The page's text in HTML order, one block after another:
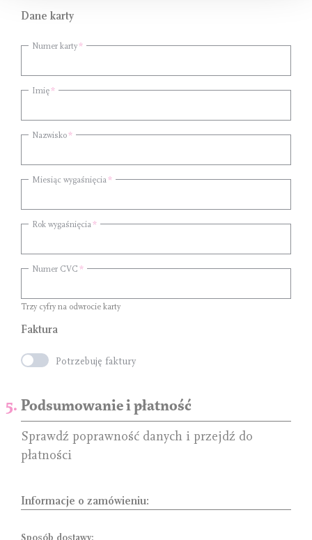
Dane karty
Numer karty
Imię
Nazwisko
Miesiąc wygaśnięcia
Rok wygaśnięcia
Numer CVC
Trzy cyfry na odwrocie karty
Faktura
Potrzebuję faktury
Podsumowanie i płatność
Sprawdź poprawność danych i przejdź do
płatności
Informacje o zamówieniu:
Sposób dostawy: